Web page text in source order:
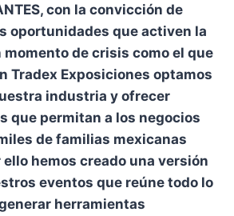
con la convicción de
oportunidades que activen la
momento de crisis como el que
Tradex Exposiciones optamos
industria y ofrecer
que permitan a los negocios
de familias mexicanas
hemos creado una versión
eventos que reúne todo lo
herramientas